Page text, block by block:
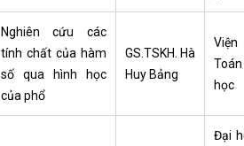
Nghiên cứu các
tính chất của hàm
số qua hình học
của phổ
GS.TSKH. Hà
Huy Bảng
Viện
Toán
học
Đại